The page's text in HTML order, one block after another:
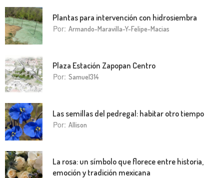
Plantas para intervención con hidrosiembra
Por: Armando-Maravilla-Y-Felipe-Macias
Plaza Estación Zapopan Centro
Por: Samuel314
Las semillas del pedregal: habitar otro tiempo
Por: Allison
La rosa: un símbolo que florece entre historia,
emoción y tradición mexicana